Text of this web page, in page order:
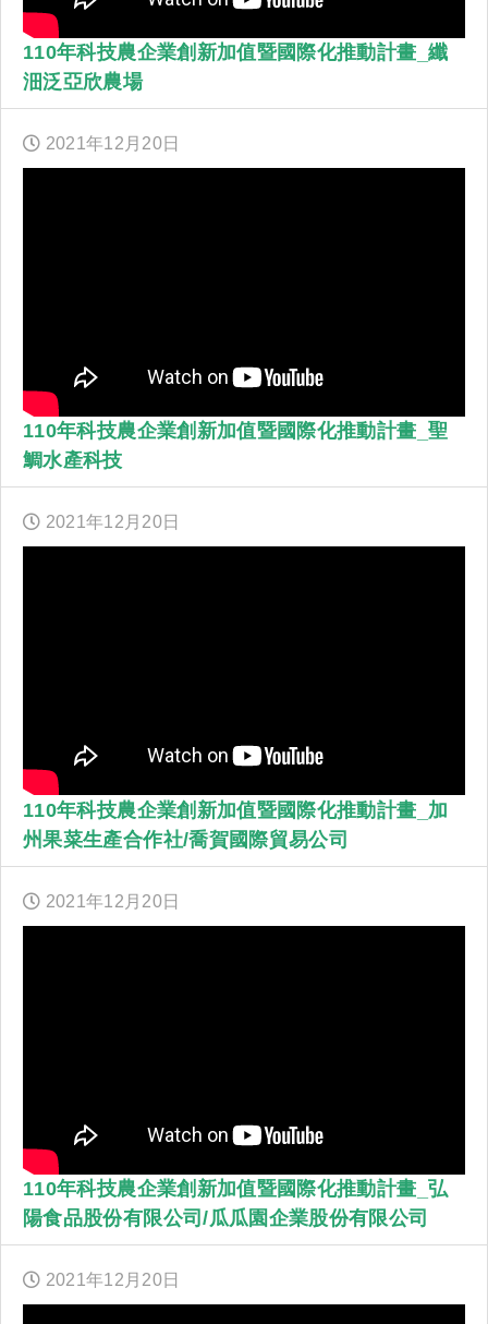
110年科技農企業創新加值暨國際化推動計畫_纖
沺泛亞欣農場
2021年12 月 20日
110年科技農企業創新加值暨國際化推動計畫_聖
鯛水產科技
2021年12 月 20日
110年科技農企業創新加值暨國際化推動計畫_加
州果菜生產合作社/喬賀國際貿易公司
2021年12 月 20日
110年科技農企業創新加值暨國際化推動計畫_弘
陽食品股份有限公司/瓜瓜園企業股份有限公司
2021年12 月 20日